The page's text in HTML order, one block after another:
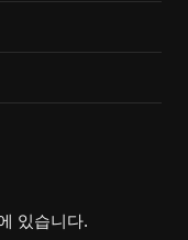
있습니다.